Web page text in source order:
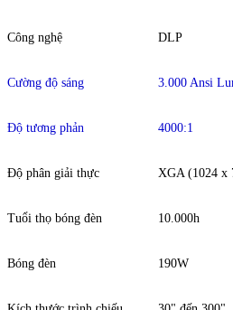
Công nghệ DLP
Cường độ sáng 3.000 Ansi
Độ tương phản 4000:1
Độ phân giải thực XGA (1024 x
Tuổi thọ bóng đèn 10.000h
Bóng đèn 190W